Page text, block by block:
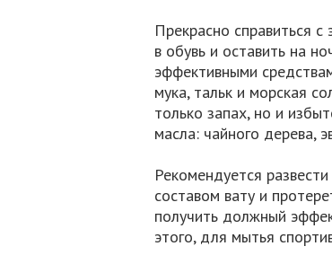
Прекрасно справиться
в обувь и оставить на
эффективными
мука, тальк и морская
только запах, но и
масла: чайного дерева,
Рекомендуется
составом вату и
получить должный
этого, для мытья